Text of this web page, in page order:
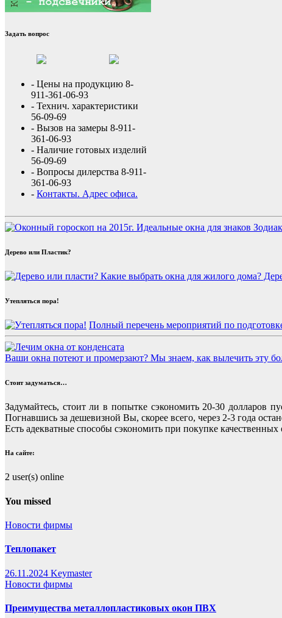
Задать вопрос
- Цены на продукцию 8-
911-361-06-93
- Технич. характеристики
56-09-69
- Вызов на замеры 8-911-
361-06-93
- Наличие готовых изделий
56-09-69
- Вопросы дилерства 8-911-
361-06-93
- Контакты. Адрес офиса.
Дерево или Пластик?
Утепляться пора!
Полный перечень мероприятий по
Ваши окна потеют и промерзают? Мы знаем, как вылечить эту
Стоит задуматься…
Задумайтесь, стоит ли в попытке сэкономить 20-30 долларов
Погнавшись за дешевизной Вы, скорее всего, через 2-3 года
Есть адекватные способы сэкономить при покупке
На сайте:
2 user(s) online
You missed
Новости фирмы
Теплопакет
26.11.2024 Keymaster
Новости фирмы
Преимущества металлопластиковых окон ПВХ